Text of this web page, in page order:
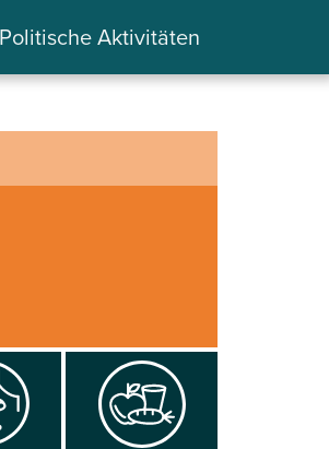
Politische Aktivitäten